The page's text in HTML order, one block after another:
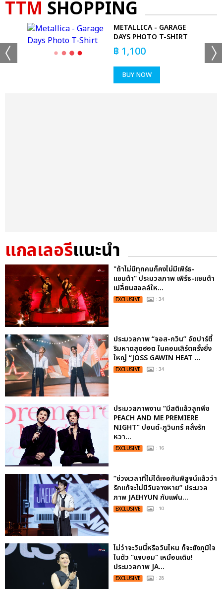
TTM SHOPPING
METALLICA - GARAGE
DAYS PHOTO T-SHIRT
฿ 1,100
BUY NOW
แกลเลอรีแนะนำ
"ถ้าไม่มีทุกคนก็คงไม่มีเพิร์ธ-
แซนต้า" ประมวลภาพ เพิร์ธ-แซนต้า
เปลี่ยนฮอลล์ให...
EXCLUSIVE : 34
ประมวลภาพ “จอส-กวิน” จัดปาร์ตี้
ริมหาดสุดฮอต ในคอนเสิร์ตครั้งยิ่ง
ใหญ่ “JOSS GAWIN HEAT ...
EXCLUSIVE : 34
ประมวลภาพงาน “มีสติแล้วลูกพีช
PEACH AND ME PREMIERE
NIGHT” ปอนด์-ภูวินทร์ คลั่งรัก
หวา...
EXCLUSIVE : 16
“ช่วงเวลาที่ไม่ได้เจอกันพิสูจน์แล้วว่า
รักแท้จะไม่มีวันจางหาย” ประมวล
ภาพ JAEHYUN กับแฟน...
EXCLUSIVE : 10
ไม่ว่าจะวันนี้หรือวันไหน ก็จะยังภูมิใจ
ในตัว "แจบอม" เหมือนเดิม!
ประมวลภาพ JA...
EXCLUSIVE : 28